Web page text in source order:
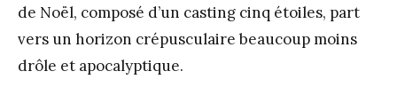
de Noël, composé d’un casting cinq étoiles, part
vers un horizon crépusculaire beaucoup moins
drôle et apocalyptique.